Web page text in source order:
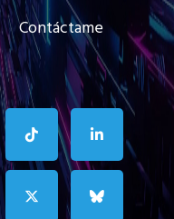
Contáctame